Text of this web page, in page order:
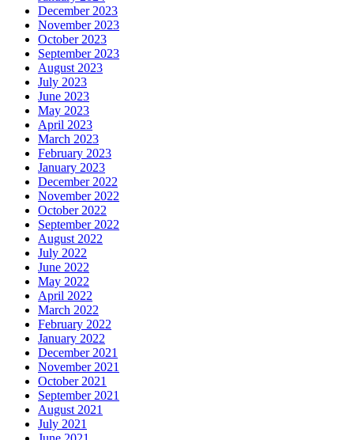
December 2023
November 2023
October 2023
September 2023
August 2023
July 2023
June 2023
May 2023
April 2023
March 2023
February 2023
January 2023
December 2022
November 2022
October 2022
September 2022
August 2022
July 2022
June 2022
May 2022
April 2022
March 2022
February 2022
January 2022
December 2021
November 2021
October 2021
September 2021
August 2021
July 2021